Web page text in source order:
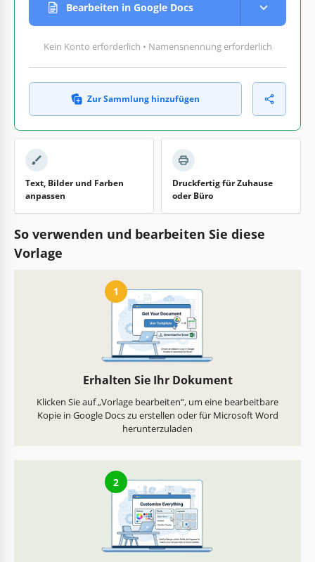
Bearbeiten in Google Docs
Kein Konto erforderlich • Namensnennung erforderlich
Zur Sammlung hinzufügen
Text, Bilder und Farben
anpassen
Druckfertig für Zuhause
oder Büro
So verwenden und bearbeiten Sie diese
Vorlage
1
Erhalten Sie Ihr Dokument
Klicken Sie auf „Vorlage bearbeiten“, um eine bearbeitbare
Kopie in Google Docs zu erstellen oder für Microsoft Word
herunterzuladen
2